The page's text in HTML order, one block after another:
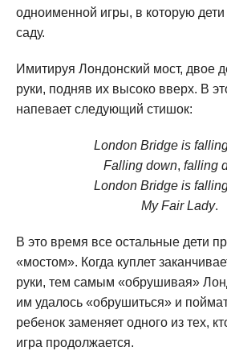
одноименной игры, в которую дети
саду.
Имитируя Лондонский мост, двое
руки, подняв их высоко вверх. В
напевает следующий стишок:
London Bridge is
Falling down, falling
London Bridge is
My Fair Lady.
В это время все остальные дети
«мостом». Когда куплет
руки, тем самым «обрушивая»
им удалось «обрушиться» и
ребенок заменяет одного из тех,
игра продолжается.